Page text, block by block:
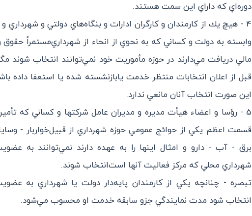
دوره‌اي كه داراي اين سمت هستند.
4 - هيچ يك از كارمندان و كارگران ادارات و بنگاه‌هاي دولتي و شهرداري
وابسته به دولت و كساني كه به نحوي از انحاء از شهرداري‌مستمراً
مالي دريافت مي‌دارند در حوزه مأموريت خود نمي‌توانند انتخاب شوند
قبل از اعلان انتخابات منتظر خدمت يا‌بازنشسته شده يا استعفا داده
اين صورت انتخاب آنان مانعي ندارد.
5 - رؤسا و اعضاء هيأت مديره و مديران عامل شركتها و كساني كه
قسمت اعظم يكي از حوائج عمومي حوزه شهرداري از قبيل‌خواربار -
برق - آب - دارو و امثال اينها را به عهده دارند نمي‌توانند به
شهرداري محلي كه مركز فعاليت آنها است‌انتخاب شوند.
‌تبصره - چنانچه يكي از كارمندان پايه‌دار دولت يا شهرداري به
انتخاب شود مدت نمايندگي جزو سابقه خدمت او محسوب مي‌شود.